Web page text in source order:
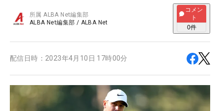
所属ALBA Net編集部
ALBA Net編集部 / ALBA Net
コメン
ト
0件
配信日時： 2023年4月10日 17時00分